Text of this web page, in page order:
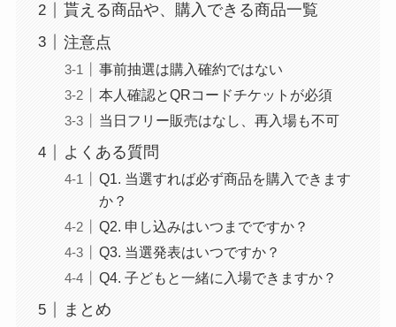
貰える商品や、購入できる商品一覧
注意点
事前抽選は購入確約ではない
本人確認とQRコードチケットが必須
当日フリー販売はなし、再入場も不可
よくある質問
Q1. 当選すれば必ず商品を購入できます
か？
Q2. 申し込みはいつまでですか？
Q3. 当選発表はいつですか？
Q4. 子どもと一緒に入場できますか？
まとめ